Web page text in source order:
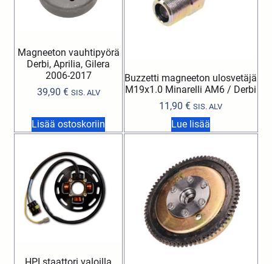
Magneeton vauhtipyörä
Derbi, Aprilia, Gilera
2006-2017
39,90 € SIS. ALV
Lisää ostoskoriin
Buzzetti magneeton ulosvetäjä
M19x1.0 Minarelli AM6 / Derbi
11,90€ SIS. ALV
Lue lisää
HPI staattori valoilla